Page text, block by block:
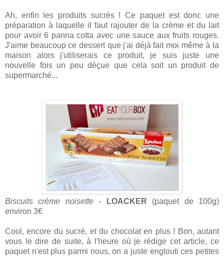
Ah, enfin les produits sucrés ! Ce paquet est donc une
préparation à laquelle il faut rajouter de la crème et du lait
pour avoir 6 panna cotta avec une sauce aux fruits rouges.
J'aime beaucoup ce dessert que j'ai déjà fait moi même à la
maison alors j'utiliserais ce produit, je suis juste une
nouvelle fois un peu déçue que cela soit un produit de
supermarché...
Biscuits crème noisette- LOACKER (paquet de 100g)
environ 3€
Cool, encore du sucré, et du chocolat en plus ! Bon, autant
vous le dire de suite, à l'heure où je rédige cet article, ce
paquet n'est plus parmi nous, on a juste englouti ces petites